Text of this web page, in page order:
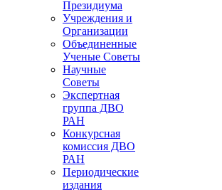
Президиума
Учреждения и
Организации
Объединенные
Ученые Советы
Научные
Советы
Экспертная
группа ДВО
РАН
Конкурсная
комиссия ДВО
РАН
Периодические
издания